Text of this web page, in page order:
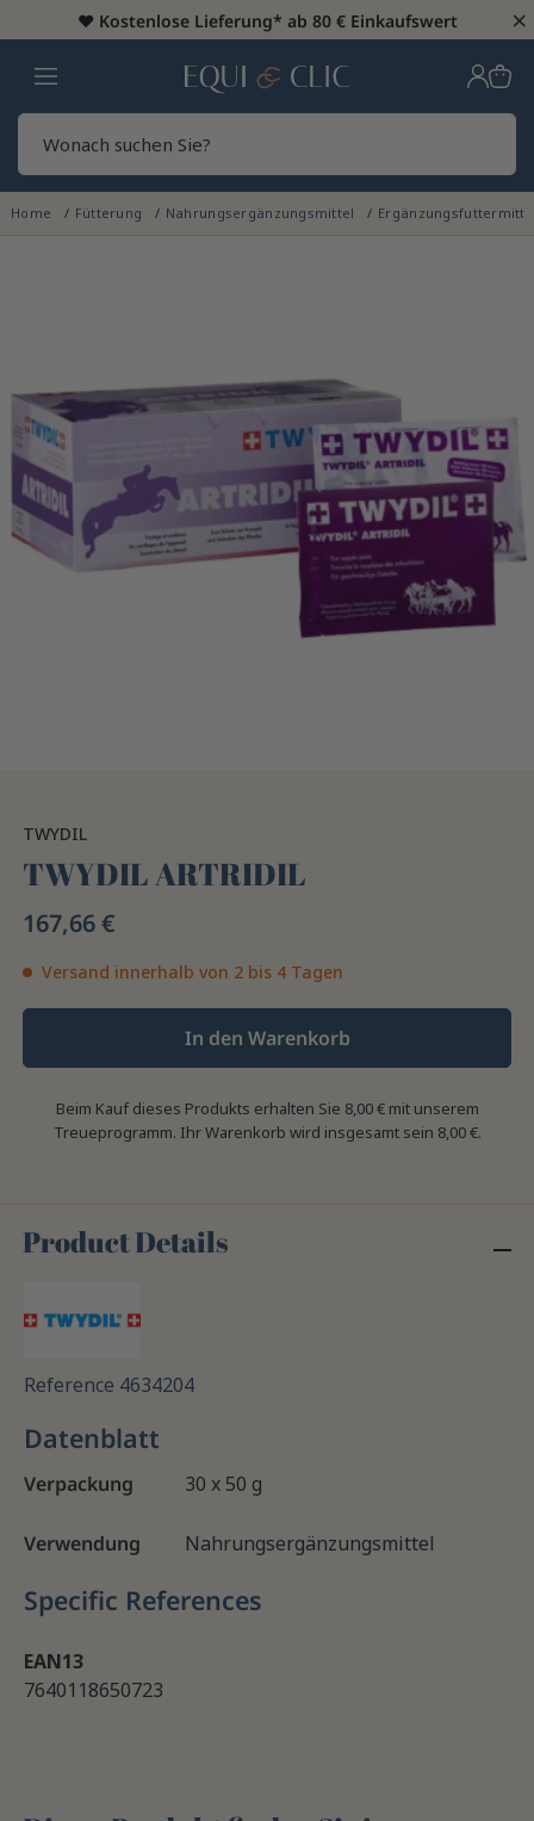
♥️ Kostenlose Lieferung* ab 80 € Einkaufswert ×
Heim
Home Fütterung Nahrungsergänzungsmittel
TWYDIL
TWYDIL ARTRIDIL
167,66 €
Versand innerhalb von 2 bis 4 Tagen
In den Warenkorb
Beim Kauf dieses Produkts erhalten Sie 8,00 €mit unserem
Treueprogramm. Ihr Warenkorb wird insgesamt sein 8,00 €.
Product Details
Reference 4634204
Datenblatt
Verpackung 30 x 50 g
Verwendung Nahrungsergänzungsmittel
Specific References
EAN13
7640118650723